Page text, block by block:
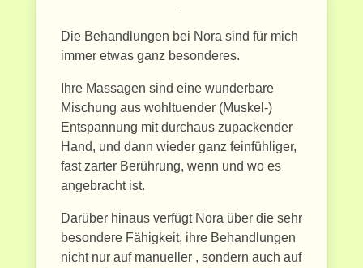
Die Behandlungen bei Nora sind für mich
immer etwas ganz besonderes.
Ihre Massagen sind eine wunderbare
Mischung aus wohltuender (Muskel-)
Entspannung mit durchaus zupackender
Hand, und dann wieder ganz feinfühliger,
fast zarter Berührung, wenn und wo es
angebracht ist.
Darüber hinaus verfügt Nora über die sehr
besondere Fähigkeit, ihre Behandlungen
nicht nur auf manueller , sondern auch auf